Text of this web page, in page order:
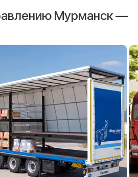
Мурманск —